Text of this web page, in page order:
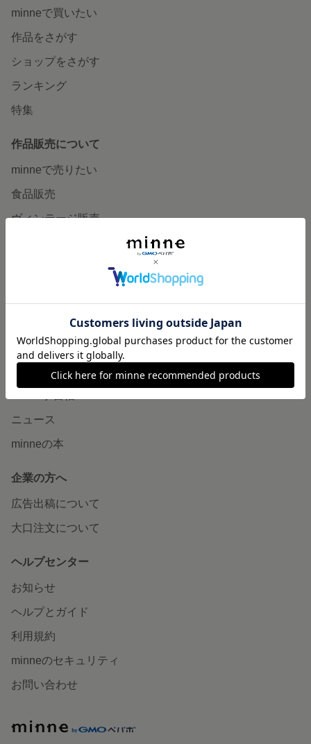
minneで買いたい
作品をさがす
ショップをさがす
ランキング
特集
作品販売について
minneで売りたい
食品販売
ヴィンテージ販売
読みもの
minneとものづくりと
ニュース
minneの本
企業の方へ
広告出稿について
大口注文について
ヘルプセンター
お知らせ
ヘルプとガイド
利用規約
minneのセキュリティ
お問い合わせ